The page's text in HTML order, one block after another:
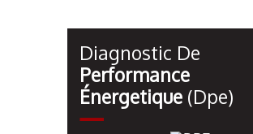
Diagnostic De
Performance
Énergetique(dpe)